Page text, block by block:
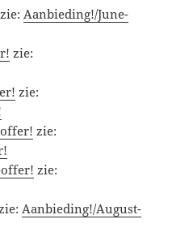
zie: Aanbieding!/June-
zie:
zie:
zie:
offer! zie:
Aanbieding!/August-